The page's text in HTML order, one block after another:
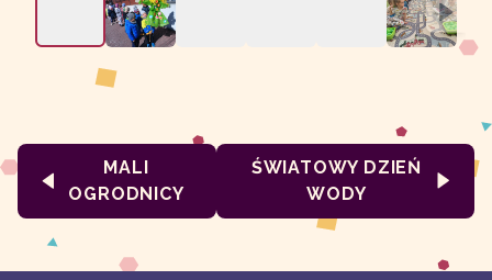
MALI
OGRODNICY
ŚWIATOWY DZIEŃ
WODY